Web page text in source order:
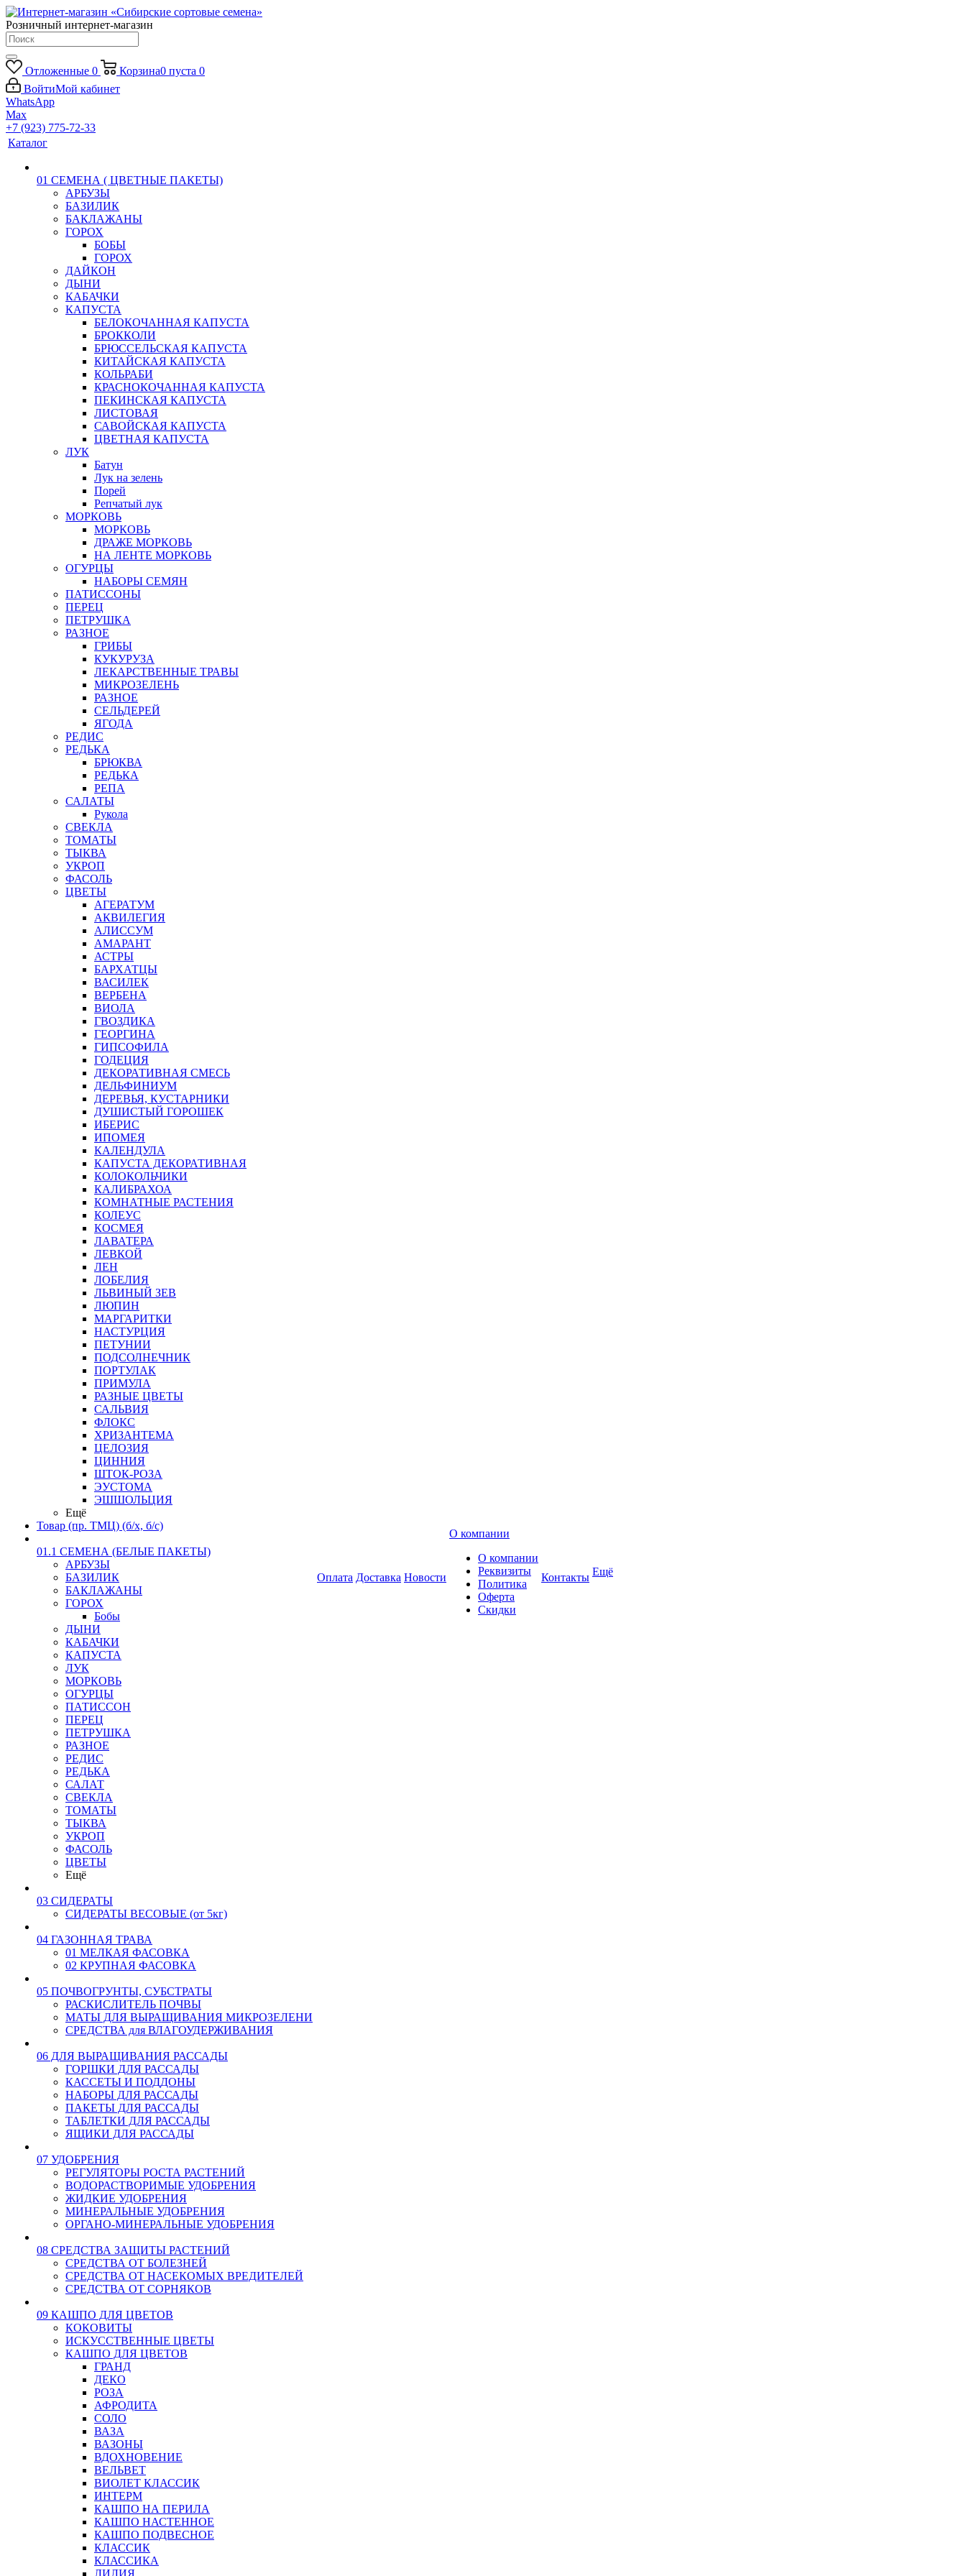
Розничный интернет-магазин
Отложенные 0 Корзина0 пуста 0
ВойтиМой кабинет
WhatsApp
Max
+7 (923) 775-72-33
Каталог
01 СЕМЕНА ( ЦВЕТНЫЕ ПАКЕТЫ)
АРБУЗЫ
БАЗИЛИК
БАКЛАЖАНЫ
ГОРОХ
БОБЫ
ГОРОХ
ДАЙКОН
ДЫНИ
КАБАЧКИ
КАПУСТА
БЕЛОКОЧАННАЯ КАПУСТА
БРОККОЛИ
БРЮССЕЛЬСКАЯ КАПУСТА
КИТАЙСКАЯ КАПУСТА
КОЛЬРАБИ
КРАСНОКОЧАННАЯ КАПУСТА
ПЕКИНСКАЯ КАПУСТА
ЛИСТОВАЯ
САВОЙСКАЯ КАПУСТА
ЦВЕТНАЯ КАПУСТА
ЛУК
Батун
Лук на зелень
Порей
Репчатый лук
МОРКОВЬ
МОРКОВЬ
ДРАЖЕ МОРКОВЬ
НА ЛЕНТЕ МОРКОВЬ
ОГУРЦЫ
НАБОРЫ СЕМЯН
ПАТИССОНЫ
ПЕРЕЦ
ПЕТРУШКА
РАЗНОЕ
ГРИБЫ
КУКУРУЗА
ЛЕКАРСТВЕННЫЕ ТРАВЫ
МИКРОЗЕЛЕНЬ
РАЗНОЕ
СЕЛЬДЕРЕЙ
ЯГОДА
РЕДИС
РЕДЬКА
БРЮКВА
РЕДЬКА
РЕПА
САЛАТЫ
Рукола
СВЕКЛА
ТОМАТЫ
ТЫКВА
УКРОП
ФАСОЛЬ
ЦВЕТЫ
АГЕРАТУМ
АКВИЛЕГИЯ
АЛИССУМ
АМАРАНТ
АСТРЫ
БАРХАТЦЫ
ВАСИЛЕК
ВЕРБЕНА
ВИОЛА
ГВОЗДИКА
ГЕОРГИНА
ГИПСОФИЛА
ГОДЕЦИЯ
ДЕКОРАТИВНАЯ СМЕСЬ
ДЕЛЬФИНИУМ
ДЕРЕВЬЯ, КУСТАРНИКИ
ДУШИСТЫЙ ГОРОШЕК
ИБЕРИС
ИПОМЕЯ
КАЛЕНДУЛА
КАПУСТА ДЕКОРАТИВНАЯ
КОЛОКОЛЬЧИКИ
КАЛИБРАХОА
КОМНАТНЫЕ РАСТЕНИЯ
КОЛЕУС
КОСМЕЯ
ЛАВАТЕРА
ЛЕВКОЙ
ЛЕН
ЛОБЕЛИЯ
ЛЬВИНЫЙ ЗЕВ
ЛЮПИН
МАРГАРИТКИ
НАСТУРЦИЯ
ПЕТУНИИ
ПОДСОЛНЕЧНИК
ПОРТУЛАК
ПРИМУЛА
РАЗНЫЕ ЦВЕТЫ
САЛЬВИЯ
ФЛОКС
ХРИЗАНТЕМА
ЦЕЛОЗИЯ
ЦИННИЯ
ШТОК-РОЗА
ЭУСТОМА
ЭШШОЛЬЦИЯ
Ещё
Товар (пр. ТМЦ) (б/х, б/с)
01.1 СЕМЕНА (БЕЛЫЕ ПАКЕТЫ)
АРБУЗЫ
БАЗИЛИК
БАКЛАЖАНЫ
ГОРОХ
Бобы
ДЫНИ
КАБАЧКИ
КАПУСТА
ЛУК
МОРКОВЬ
ОГУРЦЫ
ПАТИССОН
ПЕРЕЦ
ПЕТРУШКА
РАЗНОЕ
РЕДИС
РЕДЬКА
САЛАТ
СВЕКЛА
ТОМАТЫ
ТЫКВА
УКРОП
ФАСОЛЬ
ЦВЕТЫ
Ещё
03 СИДЕРАТЫ
СИДЕРАТЫ ВЕСОВЫЕ (от 5кг)
04 ГАЗОННАЯ ТРАВА
01 МЕЛКАЯ ФАСОВКА
02 КРУПНАЯ ФАСОВКА
05 ПОЧВОГРУНТЫ, СУБСТРАТЫ
РАСКИСЛИТЕЛЬ ПОЧВЫ
МАТЫ ДЛЯ ВЫРАЩИВАНИЯ МИКРОЗЕЛЕНИ
СРЕДСТВА для ВЛАГОУДЕРЖИВАНИЯ
06 ДЛЯ ВЫРАЩИВАНИЯ РАССАДЫ
ГОРШКИ ДЛЯ РАССАДЫ
КАССЕТЫ И ПОДДОНЫ
НАБОРЫ ДЛЯ РАССАДЫ
ПАКЕТЫ ДЛЯ РАССАДЫ
ТАБЛЕТКИ ДЛЯ РАССАДЫ
ЯЩИКИ ДЛЯ РАССАДЫ
07 УДОБРЕНИЯ
РЕГУЛЯТОРЫ РОСТА РАСТЕНИЙ
ВОДОРАСТВОРИМЫЕ УДОБРЕНИЯ
ЖИДКИЕ УДОБРЕНИЯ
МИНЕРАЛЬНЫЕ УДОБРЕНИЯ
ОРГАНО-МИНЕРАЛЬНЫЕ УДОБРЕНИЯ
08 СРЕДСТВА ЗАЩИТЫ РАСТЕНИЙ
СРЕДСТВА ОТ БОЛЕЗНЕЙ
СРЕДСТВА ОТ НАСЕКОМЫХ ВРЕДИТЕЛЕЙ
СРЕДСТВА ОТ СОРНЯКОВ
09 КАШПО ДЛЯ ЦВЕТОВ
КОКОВИТЫ
ИСКУССТВЕННЫЕ ЦВЕТЫ
КАШПО ДЛЯ ЦВЕТОВ
ГРАНД
ДЕКО
РОЗА
АФРОДИТА
СОЛО
ВАЗА
ВАЗОНЫ
ВДОХНОВЕНИЕ
ВЕЛЬВЕТ
ВИОЛЕТ КЛАССИК
ИНТЕРМ
КАШПО НА ПЕРИЛА
КАШПО НАСТЕННОЕ
КАШПО ПОДВЕСНОЕ
КЛАССИК
КЛАССИКА
ЛИЛИЯ
Оплата Доставка Новости
О компании
О компании
Реквизиты
Политика
Оферта
Скидки
Контакты Ещё